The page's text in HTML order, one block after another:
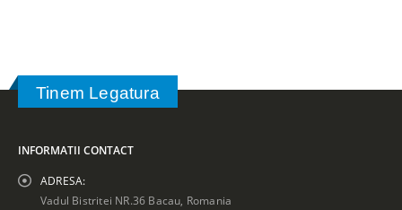
Tinem Legatura
INFORMATII CONTACT
ADRESA:
Vadul Bistritei NR.36 Bacau, Romania